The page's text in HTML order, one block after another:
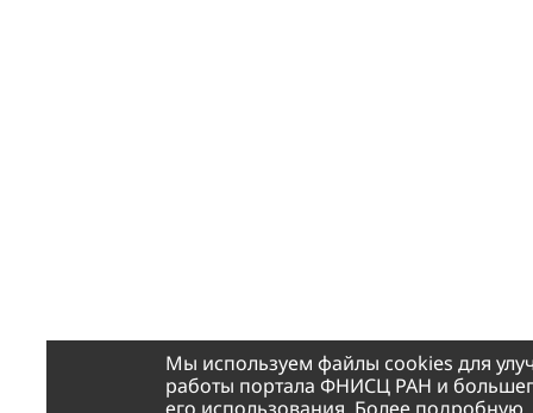
Мы используем файлы cookies для
работы портала ФНИСЦ РАН и